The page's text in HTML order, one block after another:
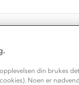
oss?
din brukes det
Noen er